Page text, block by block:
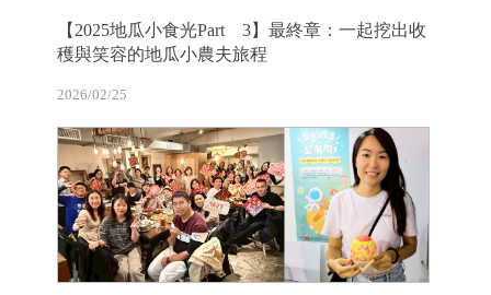
【2025地瓜小食光Part 3】最終章：一起挖出收
穫與笑容的地瓜小農夫旅程
2026/02/25